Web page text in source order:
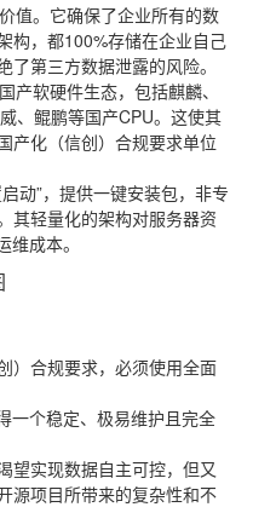
值。它确保了企业所有的数
构，都100%存储在企业自己
第三方数据泄露的风险。
产软硬件生态，包括麒麟、
、鲲鹏等国产CPU。这使其
产化（信创）合规要求单位
动”，提供一键安装包，非专
其轻量化的架构对服务器资
成本。
）合规要求，必须使用全面
一个稳定、极易维护且完全
望实现数据自主可控，但又
源项目所带来的复杂性和不